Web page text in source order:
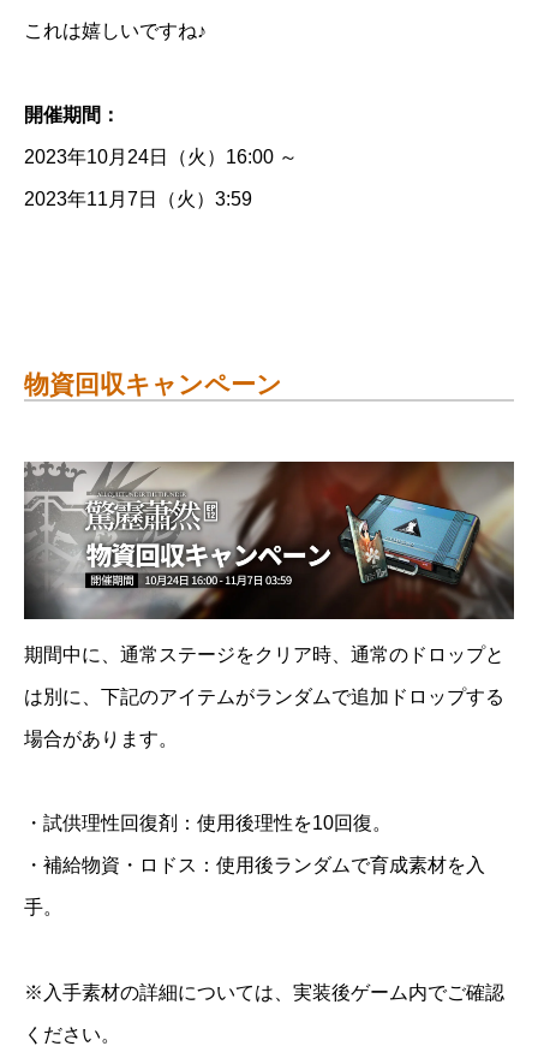
これは嬉しいですね♪
開催期間：
2023年10月24日（火）16:00 ～
2023年11月7日（火）3:59
物資回収キャンペーン
期間中に、通常ステージをクリア時、通常のドロップと
は別に、下記のアイテムがランダムで追加ドロップする
場合があります。
・試供理性回復剤：使用後理性を10回復。
・補給物資・ロドス：使用後ランダムで育成素材を入
手。
※入手素材の詳細については、実装後ゲーム内でご確認
ください。